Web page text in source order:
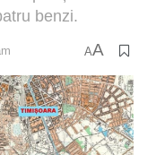
benzi.
AA